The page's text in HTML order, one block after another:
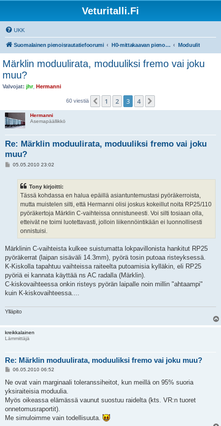
Veturitalli.Fi
UKK
Suomalainen pienoisrautatiefoorumi H0-mittakaavan pienoisrautatiet Moduulit
Märklin moduulirata, moduuliksi fremo vai joku
muu?
Valvojat: jhr, Hermanni
60 viestiä Edellinen
1 2 3 4
Hermanni
Asemapäällikkö
Re: Märklin moduulirata, moduuliksi fremo vai joku
muu?
V05.05.2010 23:02
Tony kirjoitti:
Tässä kohdassa en halua epäillä asiantuntemustasi pyöräkerroista,
mutta muistelen silti, että Hermanni olisi joskus kokeillut noita RP25/110
pyöräkertoja Märklin C-vaihteissa onnistuneesti. Voi silti tosiaan olla,
etteivät ne toimi luotettavasti, jolloin liikennöintikään ei luonnollisesti
onnistuisi.
Märklinin C-vaihteista kulkee suistumatta lokpavillonista hankitut RP25
pyöräkerrat (laipan sisäväli 14.3mm), pyörä tosin putoaa risteyksessä.
K-Kiskolla tapahtuu vaihteissa raiteelta putoamisia kylläkin, eli RP25
pyöriä ei kannata käyttää ns AC radalla (Märklin).
C-kiskovaihteessa onkin risteys pyörän laipalle noin millin "ahtaampi"
kuin K-kiskovaihteessa....
Ylläpito
kreikkalainen
Lämmittäjä
Re: Märklin moduulirata, moduuliksi fremo vai joku muu?
V
e
t
i
06.05.2010 06:52
Ne ovat vain marginaali toleranssiheitot, kun meillä on 95% suoria
yksiraiteisia moduulia.
Myös oikeassa elämässä vaunut suostuu raidelta (kts. VR:n tuoret
onnetomusraportit).
Me simuloimme vain todellisuuta.